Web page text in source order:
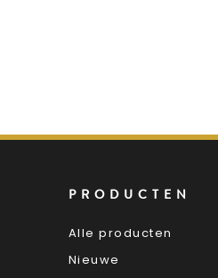
PRODUCTEN
Alle producten
Nieuwe